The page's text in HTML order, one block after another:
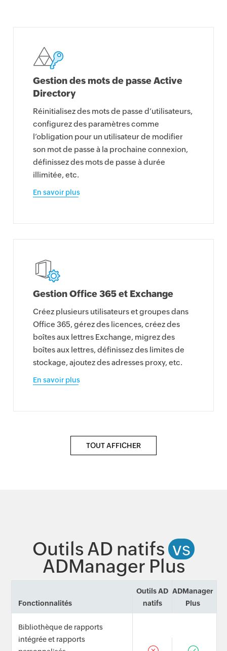
Gestion des mots de passe Active
Directory
Réinitialisez des mots de passe d’utilisateurs,
configurez des paramètres comme
l’obligation pour un utilisateur de modifier
son mot de passe à la prochaine connexion,
définissez des mots de passe à durée
illimitée, etc.
En savoir plus
Gestion Office 365 et Exchange
Créez plusieurs utilisateurs et groupes dans
Office 365, gérez des licences, créez des
boîtes aux lettres Exchange, migrez des
boîtes aux lettres, définissez des limites de
stockage, ajoutez des adresses proxy, etc.
En savoir plus
TOUT AFFICHER
Outils AD natifs vs
ADManager Plus
Fonctionnalités
Outils AD
natifs
ADManager
Plus
Bibliothèque de rapports
intégrée et rapports